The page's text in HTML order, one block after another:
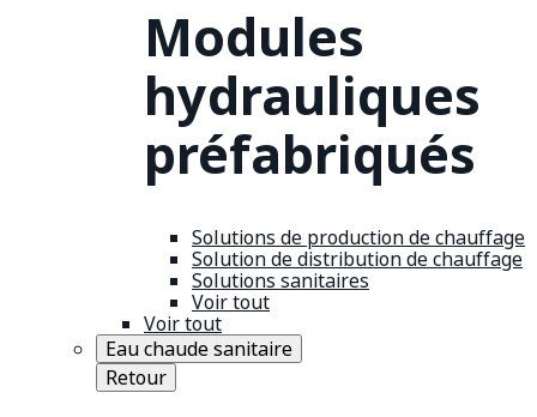
Modules
hydrauliques
préfabriqués
Solutions de production de chauffage
Solution de distribution de chauffage
Solutions sanitaires
Voir tout
Voir tout
Eau chaude sanitaire
Retour